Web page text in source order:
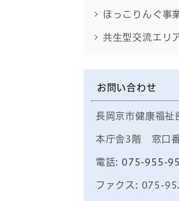
ほっこりんぐ事
共生型交流エリ
お問い合わせ
長岡京市健康福祉
本庁舎3階 窓口
電話: 075-955-
ファクス: 075-